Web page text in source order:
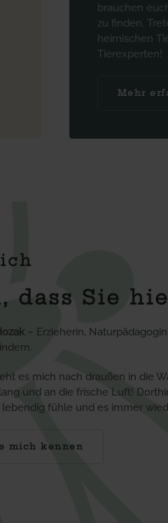
brauchen
zu finden.
heimischen
Tierexperten!
Mehr
dass Sie
– Erzieherin,
es mich nach draußen in die
und an die frische Luft!
lebendig fühle und es immer
mich kennen